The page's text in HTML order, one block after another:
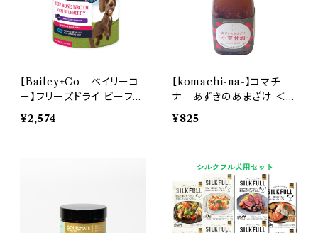
【Bailey+Co ベイリーコ
ー】フリーズドライ ビーフ
ボーン ブロス ブルーベリ
ー 30g
¥2,574
【komachi-na-】コマチ
ナ あずきのあまざけ ＜て
んこ小豆甘酒＞ 病中・病
後・食欲不振・高齢犬
¥825